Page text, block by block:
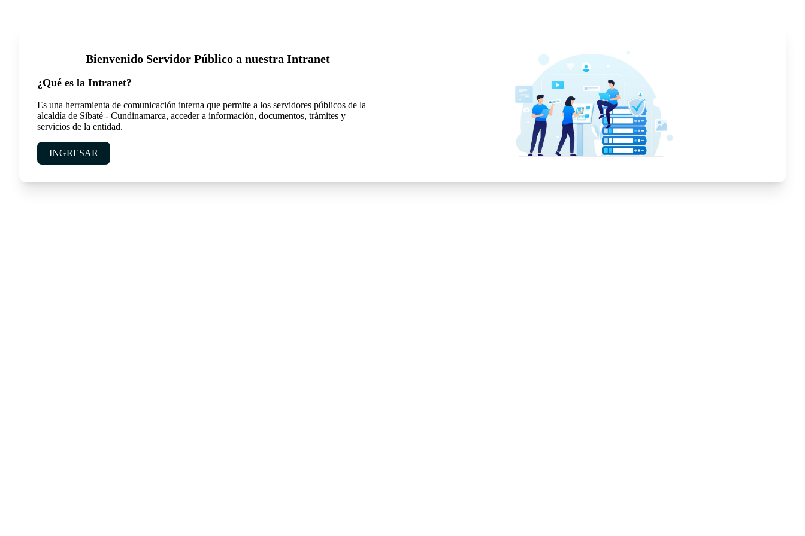
Bienvenido Servidor Público a nuestra Intranet
¿Qué es la Intranet?
Es una herramienta de comunicación interna que permite a los servidores públicos de la
alcaldía de Sibaté - Cundinamarca, acceder a información, documentos, trámites y
servicios de la entidad.
INGRESAR